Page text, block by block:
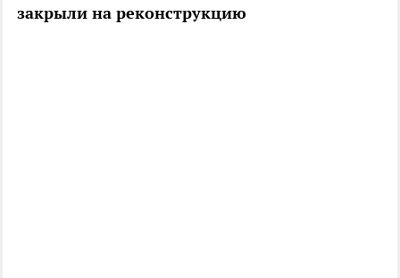
закрыли на реконструкцию